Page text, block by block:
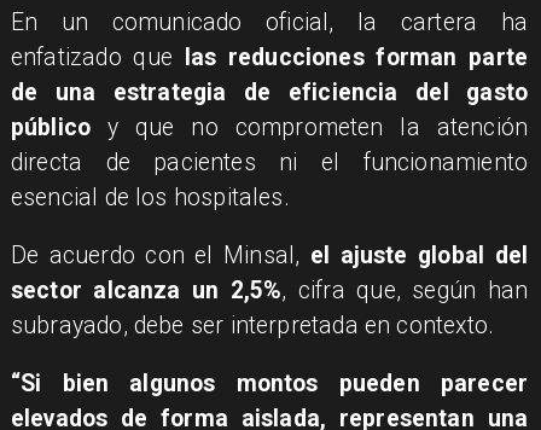
En un comunicado oficial, la cartera ha
enfatizado que
las reducciones forman parte
de una estrategia de eficiencia del gasto
público y que no comprometen la atención
directa de pacientes ni el funcionamiento
esencial de los hospitales.
De acuerdo con el Minsal, el ajuste global del
sector alcanza un 2,5%, cifra que, según han
subrayado, debe ser interpretada en contexto.
“Si bien algunos montos pueden parecer
elevados de forma aislada, representan una